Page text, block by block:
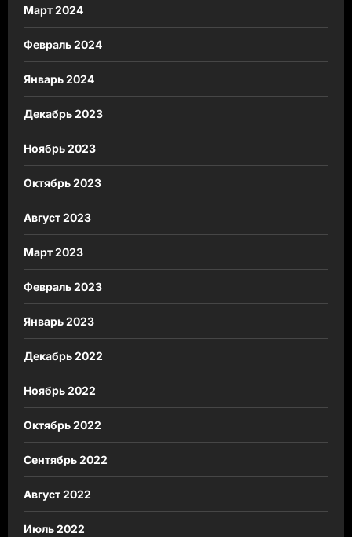
Март 2024
Февраль 2024
Январь 2024
Декабрь 2023
Ноябрь 2023
Октябрь 2023
Август 2023
Март 2023
Февраль 2023
Январь 2023
Декабрь 2022
Ноябрь 2022
Октябрь 2022
Сентябрь 2022
Август 2022
Июль 2022